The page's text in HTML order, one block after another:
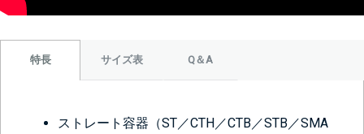
特長 サイズ表 Q＆A
ストレート容器（ST／CTH／CTB／STB／SMA